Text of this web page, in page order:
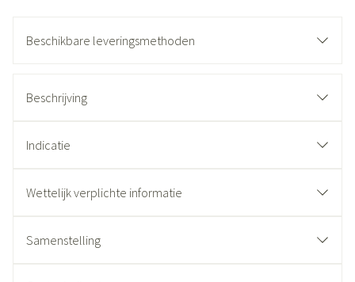
Beschikbare leveringsmethoden
Beschrijving
Indicatie
Wettelijk verplichte informatie
Samenstelling